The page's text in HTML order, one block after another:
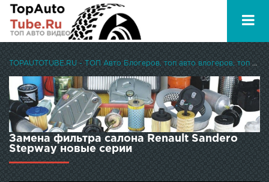
TOPAUTOTUBE.RU - ТОП Авто Блогеров, топ авто влогеров, топ авто ютуберов
Замена фильтра салона Renault Sandero
Stepway новые серии